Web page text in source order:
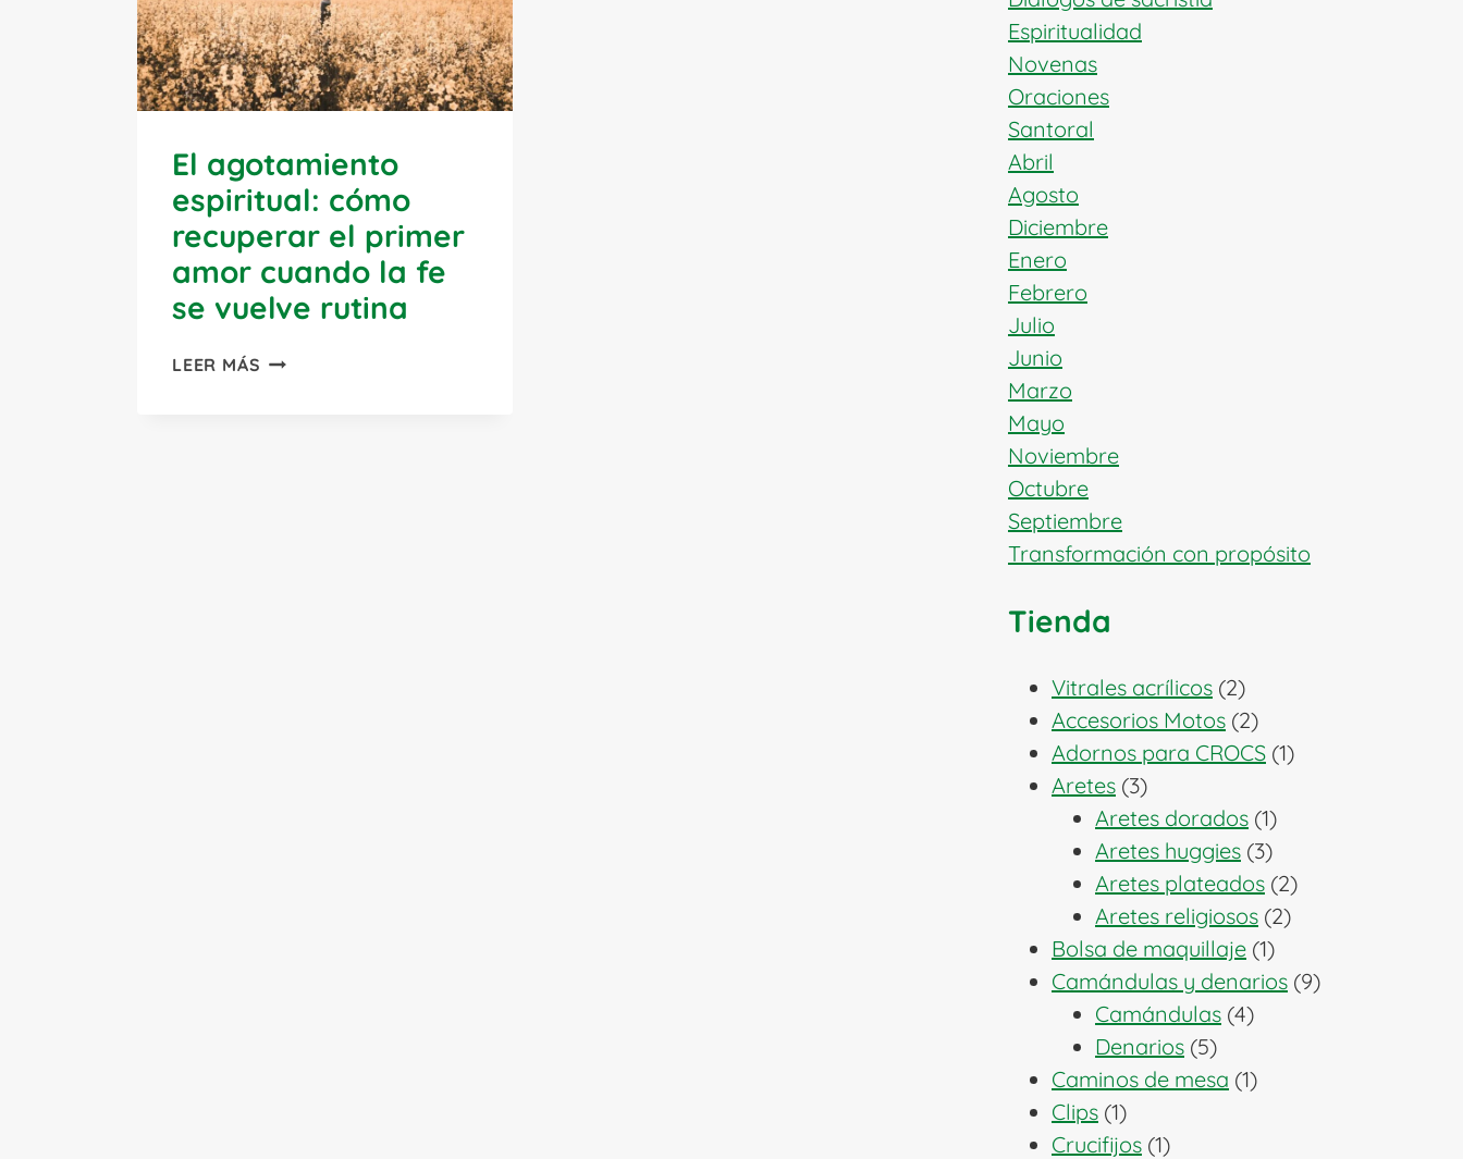
El agotamiento
espiritual: cómo
recuperar el primer
amor cuando la fe
se vuelve rutina
LEER MÁS EL
Espiritualidad
Novenas
Oraciones
Santoral
Abril
Agosto
Diciembre
Enero
Febrero
Julio
Junio
Marzo
Mayo
Noviembre
Octubre
Septiembre
Transformación con propósito
Tienda
Vitrales acrílicos 22
productos
Accesorios Motos 22
productos
Adornos para CROCS 11
Aretes 33
productos
Aretes dorados 11
producto
Aretes huggies 33
productos
Aretes plateados 22
productos
Aretes religiosos 22
Bolsa de maquillaje 11
producto
Camándulas y denarios 99
Camándulas 44
Denarios 55
productos
Caminos de mesa 11
Clips 11
producto
Crucifijos 11